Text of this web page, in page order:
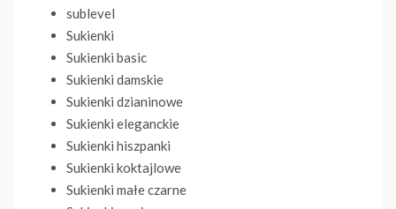
sublevel
Sukienki
Sukienki basic
Sukienki damskie
Sukienki dzianinowe
Sukienki eleganckie
Sukienki hiszpanki
Sukienki koktajlowe
Sukienki małe czarne